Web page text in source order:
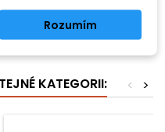
KATEGORII: >
<
Rozumím